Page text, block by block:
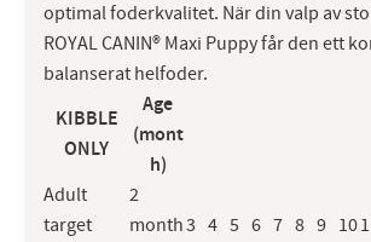
optimal foderkvalitet. När din valp av
ROYAL CANIN® Maxi Puppy får den ett
balanserat helfoder.
KIBBLE
ONLY
Age
(mont
h)
Adult
target
2
month3 4 5 6 7 8 9 10